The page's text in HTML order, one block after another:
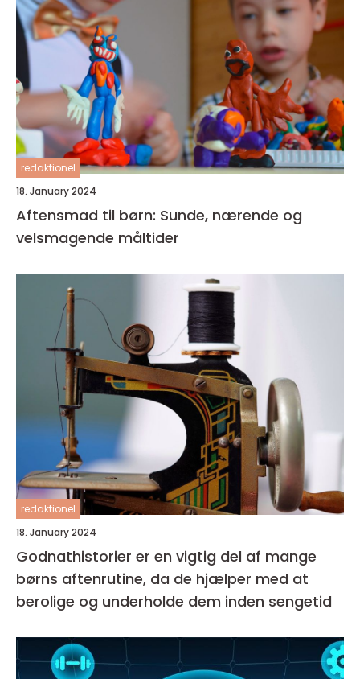
redaktionel
18. January 2024
Aftensmad til børn: Sunde, nærende og
velsmagende måltider
redaktionel
18. January 2024
Godnathistorier er en vigtig del af mange
børns aftenrutine, da de hjælper med at
berolige og underholde dem inden sengetid